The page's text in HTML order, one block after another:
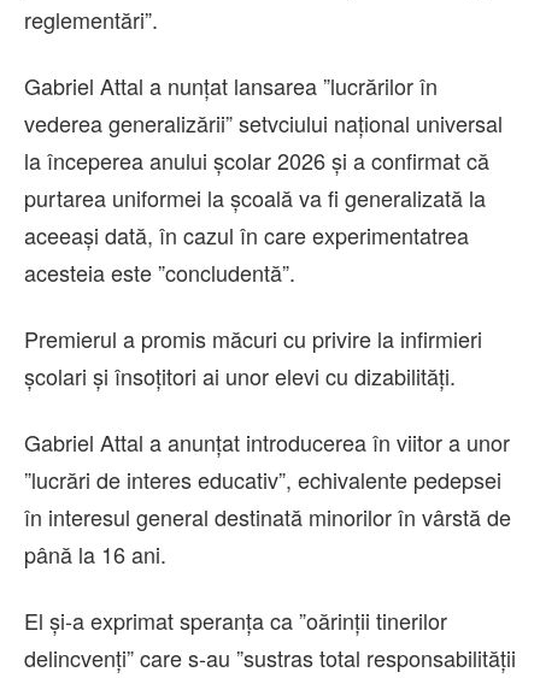
reglementări”.
Gabriel Attal a nunţat lansarea ”lucrărilor în
vederea generalizării” setvciului naţional universal
la începerea anului şcolar 2026 şi a confirmat că
purtarea uniformei la şcoală va fi generalizată la
aceeaşi dată, în cazul în care experimentatrea
acesteia este ”concludentă”.
Premierul a promis măcuri cu privire la infirmieri
şcolari şi însoţitori ai unor elevi cu dizabilităţi.
Gabriel Attal a anunţat introducerea în viitor a unor
”lucrări de interes educativ”, echivalente pedepsei
în interesul general destinată minorilor în vârstă de
până la 16 ani.
El şi-a exprimat speranţa ca ”oărinţii tinerilor
delincvenţi” care s-au ”sustras total responsabilităţii